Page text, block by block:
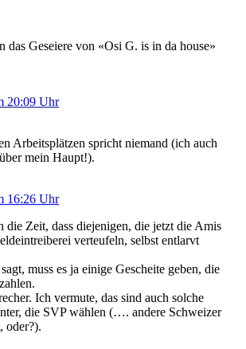
das Geseiere von «Osi G. is in da house»
20:09 Uhr
Arbeitsplätzen spricht niemand (ich auch
mein Haupt!).
16:26 Uhr
die Zeit, dass diejenigen, die jetzt die Amis
verteufeln, selbst entlarvt
muss es ja einige Gescheite geben, die
Ich vermute, das sind auch solche
die SVP wählen (…. andere Schweizer
oder?).